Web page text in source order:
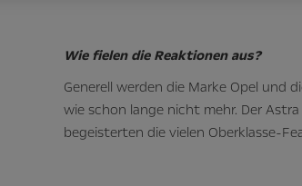
Wie fielen die Reaktionen aus?
Generell werden die Marke Opel und
wie schon lange nicht mehr. Der
begeisterten die vielen Oberklasse-